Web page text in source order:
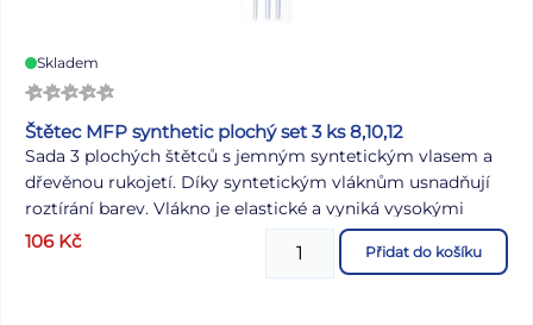
Skladem
Štětec MFP synthetic plochý set 3 ks 8,10,12
Sada 3 plochých štětců s jemným syntetickým vlasem a
dřevěnou rukojetí. Díky syntetickým vláknům usnadňují
roztírání barev. Vlákno je elastické a vyniká vysokými
absorpčními schopnostmi. Jsou méně náchylné k
poškození barvami a ředidly než štětce přírodní. Jsou také
106 Kč Přidat do košíku